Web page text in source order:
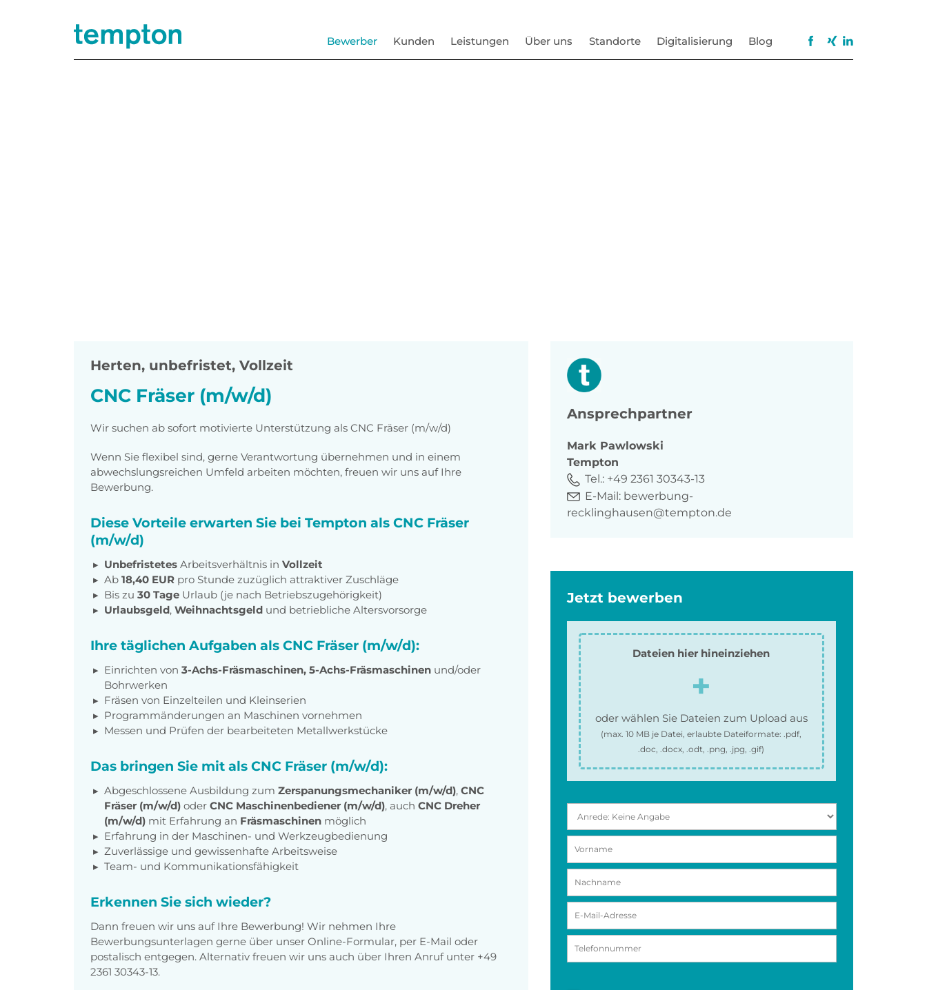
Bewerber Kunden Leistungen Über uns Standorte Digitalisierung Blog
Herten, unbefristet, Vollzeit
CNC Fräser (m/w/d)
Wir suchen ab sofort motivierte Unterstützung als CNC Fräser (m/w/d)
Wenn Sie flexibel sind, gerne Verantwortung übernehmen und in einem
abwechslungsreichen Umfeld arbeiten möchten, freuen wir uns auf Ihre
Bewerbung.
Diese Vorteile erwarten Sie bei Tempton als CNC Fräser
(m/w/d)
Unbefristetes Arbeitsverhältnis in Vollzeit
Ab 18,40 EUR pro Stunde zuzüglich attraktiver Zuschläge
Bis zu 30 Tage Urlaub (je nach Betriebszugehörigkeit)
Urlaubsgeld, Weihnachtsgeld und betriebliche Altersvorsorge
Ihre täglichen Aufgaben als CNC Fräser (m/w/d):
Einrichten von 3-Achs-Fräsmaschinen, 5-Achs-Fräsmaschinen und/oder
Bohrwerken
Fräsen von Einzelteilen und Kleinserien
Programmänderungen an Maschinen vornehmen
Messen und Prüfen der bearbeiteten Metallwerkstücke
Das bringen Sie mit als CNC Fräser (m/w/d):
Abgeschlossene Ausbildung zum Zerspanungsmechaniker (m/w/d), CNC
Fräser (m/w/d) oder CNC Maschinenbediener (m/w/d), auch CNC Dreher
(m/w/d) mit Erfahrung an Fräsmaschinen möglich
Erfahrung in der Maschinen- und Werkzeugbedienung
Zuverlässige und gewissenhafte Arbeitsweise
Team- und Kommunikationsfähigkeit
Erkennen Sie sich wieder?
Dann freuen wir uns auf Ihre Bewerbung! Wir nehmen Ihre
Bewerbungsunterlagen gerne über unser Online-Formular, per E-Mail oder
postalisch entgegen. Alternativ freuen wir uns auch über Ihren Anruf unter +49
2361 30343-13.
Ansprechpartner
Mark Pawlowski
Tempton
Tel.: +49 2361 30343-13
E-Mail: bewerbung-
recklinghausen@tempton.de
Jetzt bewerben
Dateien hier hineinziehen
oder wählen Sie Dateien zum Upload aus
(max.10 MB je Datei, erlaubte Dateiformate:.pdf,
.doc, .docx, .odt, .png, .jpg, .gif)